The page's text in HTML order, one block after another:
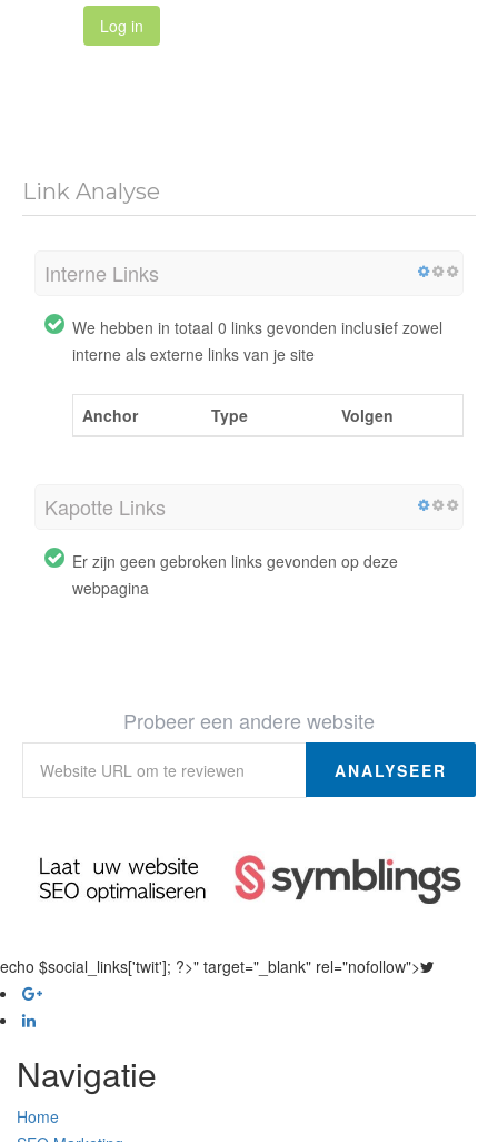
Log in
Link Analyse
Interne Links
We hebben in totaal 0 links gevonden inclusief zowel
interne als externe links van je site
Anchor Type Volgen
Kapotte Links
Er zijn geen gebroken links gevonden op deze
webpagina
Probeer een andere website
ANALYSEER
echo $social_links['twit']; ?>" target="_blank" rel="nofollow">
Navigatie
Home